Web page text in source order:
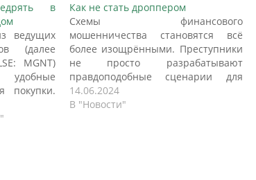
в
ведущих
(далее
MGNT)
удобные
покупки.
одним
в десяти
Как не стать дроппером
Схемы финансового
мошенничества становятся всё
более изощрёнными. Преступники
не просто разрабатывают
правдоподобные сценарии для
кражи средств с банковских карт,
но и активно используют граждан в
14.06.2024
В "Новости"